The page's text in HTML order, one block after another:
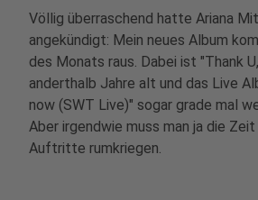
Völlig überraschend hatte Ariana
angekündigt: Mein neues Album
des Monats raus. Dabei ist "Thank
anderthalb Jahre alt und das Live
now (SWT Live)" sogar grade mal
Aber irgendwie muss man ja die
Auftritte rumkriegen.